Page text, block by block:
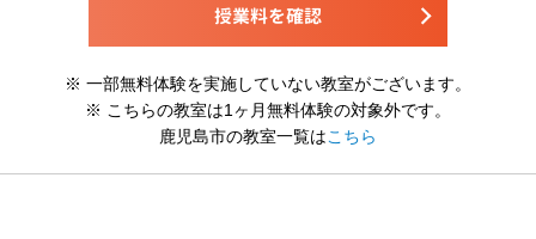
授業料を確認
※ 一部無料体験を実施していない教室がございます。
※ こちらの教室は1ヶ月無料体験の対象外です。
鹿児島市の教室一覧はこちら